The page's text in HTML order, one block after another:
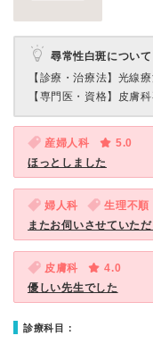
尋常性白斑について
【診療・治療法】 光線
【専門医・資格】 皮膚
産婦人科
5.0
ほっとしました
婦人科 生理不順
またお伺いさせていただ
皮膚科
4.0
優しい先生でした
診療科目：